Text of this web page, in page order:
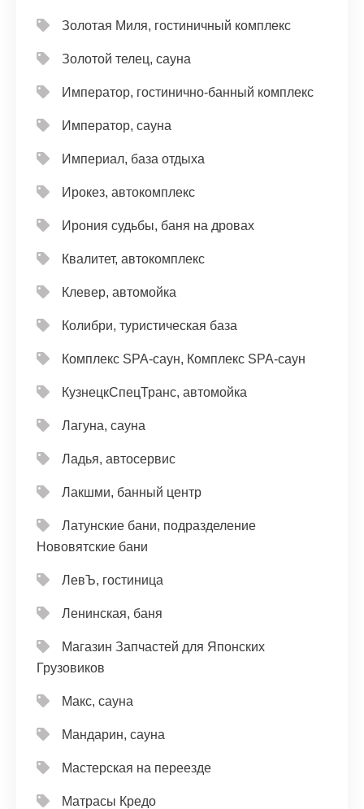
Золотая Миля, гостиничный комплекс
Золотой телец, сауна
Император, гостинично-банный комплекс
Император, сауна
Империал, база отдыха
Ирокез, автокомплекс
Ирония судьбы, баня на дровах
Квалитет, автокомплекс
Клевер, автомойка
Колибри, туристическая база
Комплекс SPA-саун, Комплекс SPA-саун
КузнецкСпецТранс, автомойка
Лагуна, сауна
Ладья, автосервис
Лакшми, банный центр
Латунские бани, подразделение
Нововятские бани
ЛевЪ, гостиница
Ленинская, баня
Магазин Запчастей для Японских
Грузовиков
Макс, сауна
Мандарин, сауна
Мастерская на переезде
Матрасы Кредо